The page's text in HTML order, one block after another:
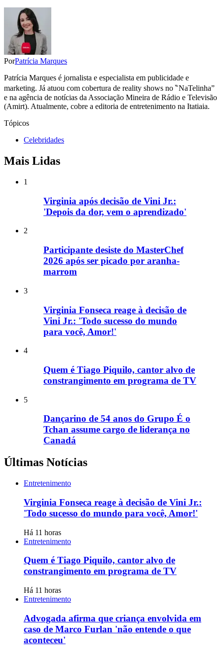
PorPatrícia Marques
Patrícia Marques é jornalista e especialista em publicidade e
marketing. Já atuou com cobertura de reality shows no ‶NaTelinha”
e na agência de notícias da Associação Mineira de Rádio e Televisão
(Amirt). Atualmente, cobre a editoria de entretenimento na Itatiaia.
Tópicos
Celebridades
Mais Lidas
1
Virginia após decisão de Vini Jr.:
'Depois da dor, vem o aprendizado'
2
Participante desiste do MasterChef
2026 após ser picado por aranha-
marrom
3
Virginia Fonseca reage à decisão de
Vini Jr.: 'Todo sucesso do mundo
para você, Amor!'
4
Quem é Tiago Piquilo, cantor alvo de
constrangimento em programa de TV
5
Dançarino de 54 anos do Grupo É o
Tchan assume cargo de liderança no
Canadá
Últimas Notícias
Entretenimento
Virginia Fonseca reage à decisão de Vini Jr.:
'Todo sucesso do mundo para você, Amor!'
Há 11 horas
Entretenimento
Quem é Tiago Piquilo, cantor alvo de
constrangimento em programa de TV
Há 11 horas
Entretenimento
Advogada afirma que criança envolvida em
caso de Marco Furlan 'não entende o que
aconteceu'